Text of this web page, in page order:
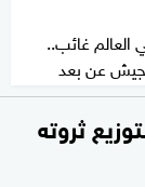
العالم غائب..
عن بعد
ثروته